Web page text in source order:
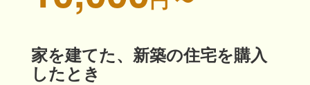
家を建てた、新築の住宅を購入
したとき